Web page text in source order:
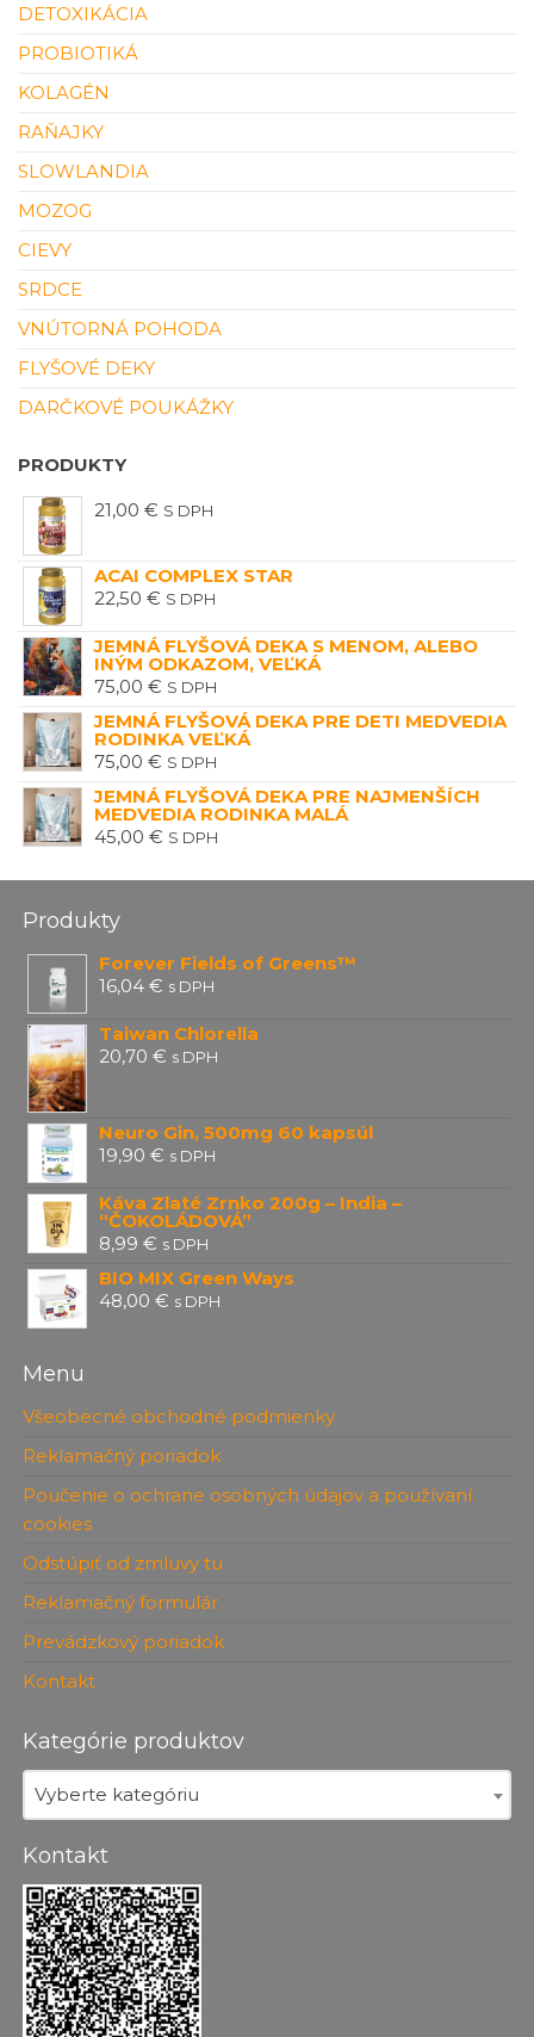
DETOXIKÁCIA
PROBIOTIKÁ
KOLAGÉN
RAŇAJKY
SLOWLANDIA
MOZOG
CIEVY
SRDCE
VNÚTORNÁ POHODA
FLYŠOVÉ DEKY
DARČKOVÉ POUKÁŽKY
PRODUKTY
21,00 € S DPH
ACAI COMPLEX STAR
22,50 € S DPH
JEMNÁ FLYŠOVÁ DEKA S MENOM, ALEBO
INÝM ODKAZOM, VEĽKÁ
75,00 € S DPH
JEMNÁ FLYŠOVÁ DEKA PRE DETI MEDVEDIA
RODINKA VEĽKÁ
75,00 € S DPH
JEMNÁ FLYŠOVÁ DEKA PRE NAJMENŠÍCH
MEDVEDIA RODINKA MALÁ
45,00 € S DPH
Produkty
Forever Fields of Greens™
16,04€ s DPH
Taiwan Chlorella
20,70€ s DPH
Neuro Gin, 500mg 60 kapsúl
19,90€ s DPH
Káva Zlaté Zrnko 200g – India –
“ČOKOLÁDOVÁ”
8,99€ s DPH
BIO MIX Green Ways
48,00€ s DPH
Menu
Všeobecné obchodné podmienky
Reklamačný poriadok
Poučenie o ochrane osobných údajov a používaní
cookies
Odstúpiť od zmluvy tu
Reklamačný formulár
Prevádzkový poriadok
Kontakt
Kategórie produktov
Vyberte kategóriu
Kontakt